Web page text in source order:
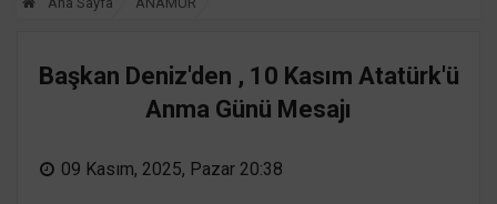
Başkan Deniz'den , 10 Kasım Atatürk'ü
Anma Günü Mesajı
09 Kasım, 2025, Pazar 20:38